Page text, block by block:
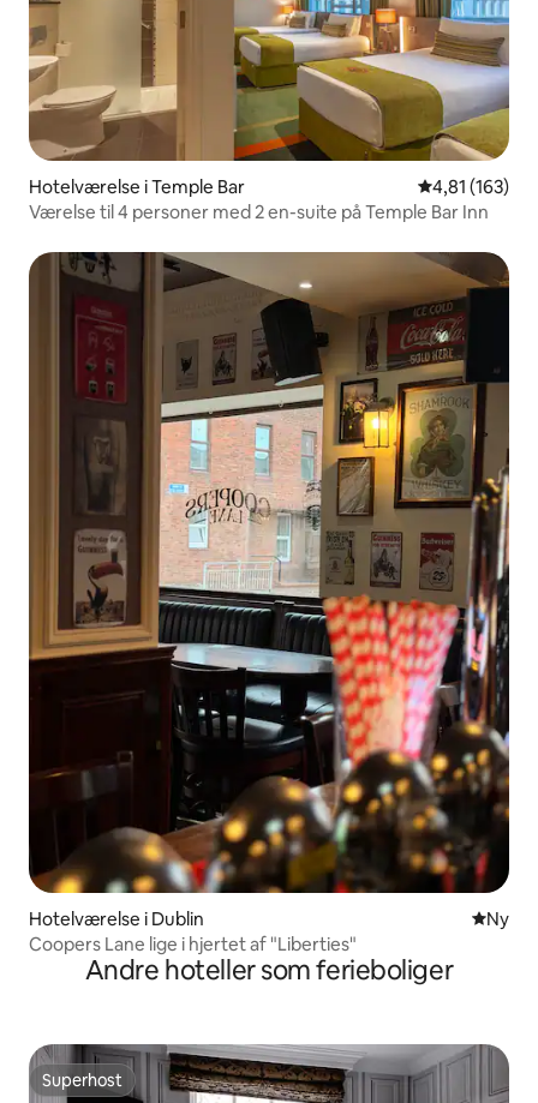
Hotelværelse i Temple Bar 4,81 ud af 5 i
4,81 (163)
Værelse til 4 personer med 2 en-suite på Temple Bar Inn
Hotelværelse i Dublin Nyt
Ny
Coopers Lane lige i hjertet af "Liberties"
Andre hoteller som ferieboliger
Superhost
Superhost